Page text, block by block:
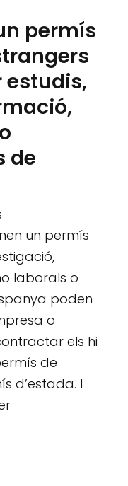
permís
estudis,
de
un permís
laborals o
poden
o
els hi
de
d’estada. I